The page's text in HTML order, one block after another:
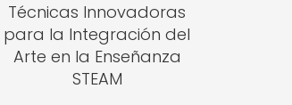
Técnicas Innovadoras
para la Integración del
Arte en la Enseñanza
STEAM